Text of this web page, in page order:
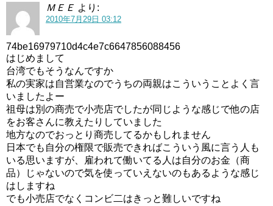
ＭＥＥ より:
2010年7月29日 03:12
74be16979710d4c4e7c6647856088456
はじめまして
台湾でもそうなんですか
私の実家は自営業なのでうちの両親はこういうことよく言
いましたよー
祖母は別の商売で小売店でしたが同じような感じで他の店
をお客さんに教えたりしていました
地方なのでおっとり商売してるかもしれません
日本でも自分の権限で販売できればこういう風に言う人も
いる思いますが、雇われて働いてる人は自分のお金（商
品）じゃないので気を使っていえないのもあるような感じ
はしますね
でも小売店でなくコンビ二はきっと難しいですね